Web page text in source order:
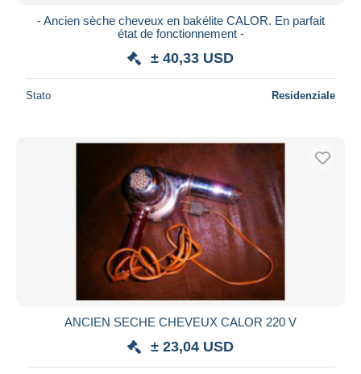
- Ancien sèche cheveux en bakélite CALOR. En parfait
état de fonctionnement -
± 40,33 USD
Stato Residenziale
ANCIEN SECHE CHEVEUX CALOR 220 V
± 23,04 USD